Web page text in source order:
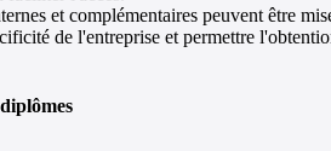
et complémentaires peuvent être
de l'entreprise et permettre